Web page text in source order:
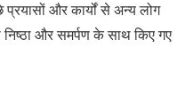
और कार्यों से अन्य लोग
निष्ठा और समर्पण के साथ किए गए